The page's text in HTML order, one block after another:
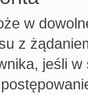
w
z
jeśli